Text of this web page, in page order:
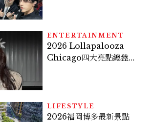
ENTERTAINMENT
2026 Lollapalooza
Chicago四大亮點總盤
LIFESTYLE
2026福岡博多最新景點